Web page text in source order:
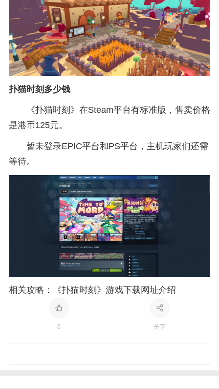
扑猫时刻多少钱
《扑猫时刻》在Steam平台有标准版，售卖价格
是港币125元。
暂未登录EPIC平台和PS平台，主机玩家们还需
等待。
相关攻略：《扑猫时刻》游戏下载网址介绍
0 分享